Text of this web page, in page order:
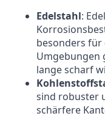
Edelstahl:
besonders für
Umgebungen
lange scharf
sind robuster
schärfere